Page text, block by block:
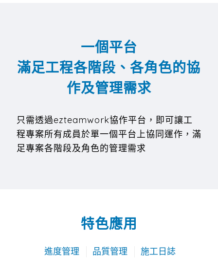
一個平台
滿足工程各階段、各角色的協
作及管理需求
只需透過ezteamwork協作平台，即可讓工
程專案所有成員於單一個平台上協同運作，滿
足專案各階段及角色的管理需求
特色應用
進度管理 品質管理 施工日誌